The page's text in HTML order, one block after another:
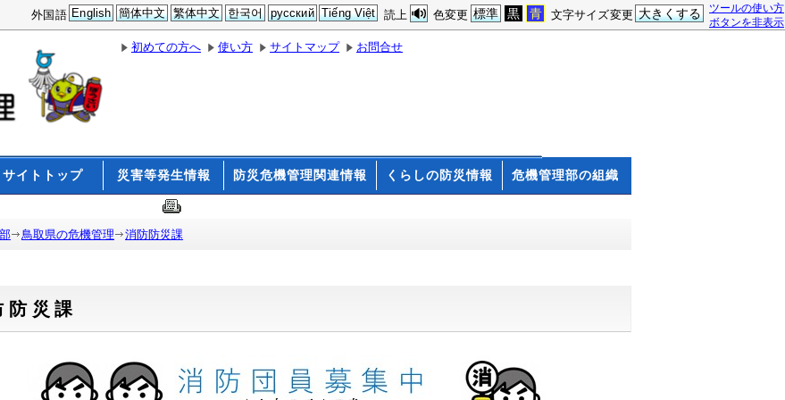
ツールの使い方
ボタンを非表示
文字サイズ変更 大きくする
色変更 標準 黒 青
読上
外国語 English 簡体中文 繁体中文 한국어 русский Tiếng Việt
初めての方へ 使い方 サイトマップ お問合せ
サイトトップ 災害等発生情報 防災危機管理関連情報 くらしの防災情報 危機管理部の組織
鳥取県の危機管理 消防防災課
防災課